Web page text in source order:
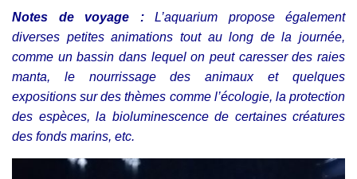
Notes de voyage :L’aquarium propose également
diverses petites animations tout au long de la journée,
comme un bassin dans lequel on peut caresser des raies
manta, le nourrissage des animaux et quelques
expositions sur des thèmes comme l’écologie, la protection
des espèces, la bioluminescence de certaines créatures
des fonds marins, etc.